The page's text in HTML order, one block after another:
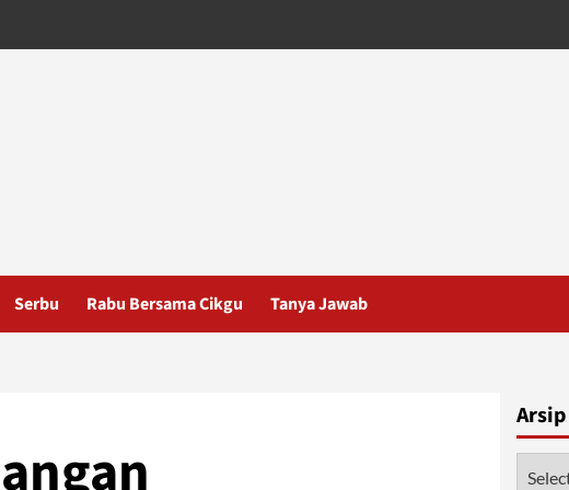
Serbu Rabu Bersama Cikgu Tanya Jawab
Arsip